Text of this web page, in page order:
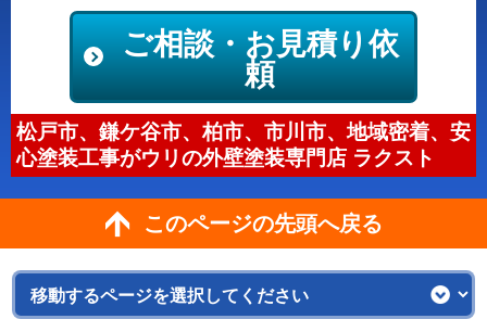
ご相談・お見積り依
頼
松戸市、鎌ケ谷市、柏市、市川市、地域密着、安
心塗装工事がウリの外壁塗装専門店 ラクスト
このページの先頭へ戻る